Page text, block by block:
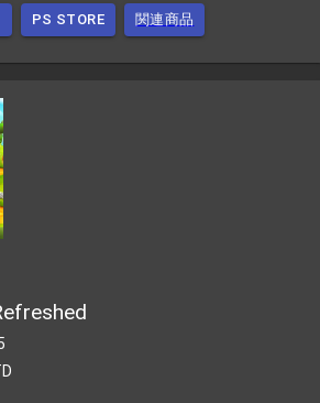
PS STORE 関連商品